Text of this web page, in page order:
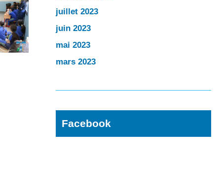
juillet 2023
juin 2023
mai 2023
mars 2023
Facebook